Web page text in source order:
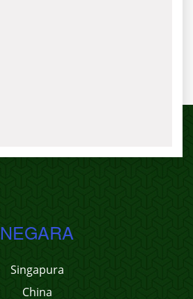
NEGARA
Singapura
China